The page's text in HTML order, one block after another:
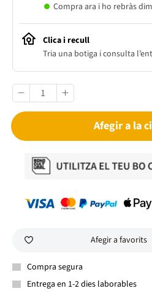
Compra ara i ho rebràs
Clica i recull
Tria una botiga i consulta
Afegir a la
Afegir a favorits
Compra segura
Entrega en 1-2 dies laborables